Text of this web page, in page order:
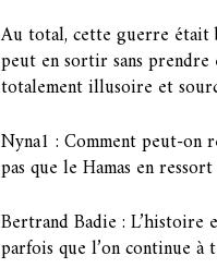
Au total, cette guerre était
peut en sortir sans
totalement illusoire et
Nyna1 : Comment peut-on
pas que le Hamas en
Bertrand Badie : L’histoire
parfois que l’on continue